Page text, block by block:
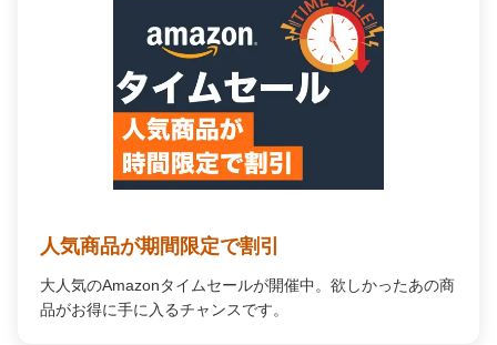
人気商品が期間限定で割引
大人気のAmazonタイムセールが開催中。欲しかったあの商
品がお得に手に入るチャンスです。